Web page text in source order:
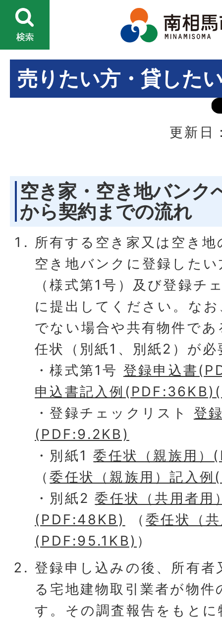
売りたい方・貸した
更新日
空き家・空き地バンク
から契約までの流れ
所有する空き家又は空き
空き地バンクに登録した
（様式第1号）及び登録チ
に提出してください。な
でない場合や共有物件で
任状（別紙1、別紙2）が
・様式第1号 登録申込書
申込書記入例
・登録チェックリスト 登
(PDF:9.2KB)
・別紙1委任状（親族用
（委任状（親族用）記入
・別紙2委任状（共用者用
(PDF:48KB)
（委任状（
(PDF:95.1KB) ）
登録申し込みの後、所有
る宅地建物取引業者が物
す。その調査報告をもと